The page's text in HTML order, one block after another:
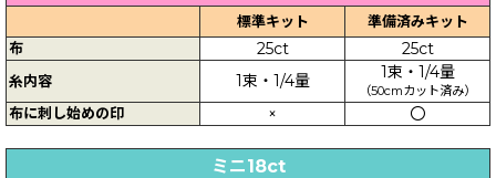
標準キット
準備済みキット
布
25ct 25ct
糸内容 1束・1/4量 1束・1/4量
（50cmカット済み）
布に刺し始めの印 × 〇
ミニ18ct